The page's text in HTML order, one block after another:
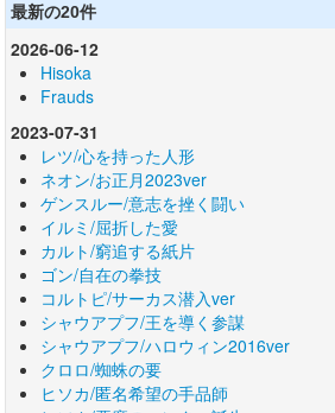
最新の20件
2026-06-12
Hisoka
Frauds
2023-07-31
レツ/心を持った人形
ネオン/お正月2023ver
ゲンスルー/意志を挫く闘い
イルミ/屈折した愛
カルト/窮追する紙片
ゴン/自在の拳技
コルトピ/サーカス潜入ver
シャウアプフ/王を導く参謀
シャウアプフ/ハロウィン2016ver
クロロ/蜘蛛の要
ヒソカ/匿名希望の手品師